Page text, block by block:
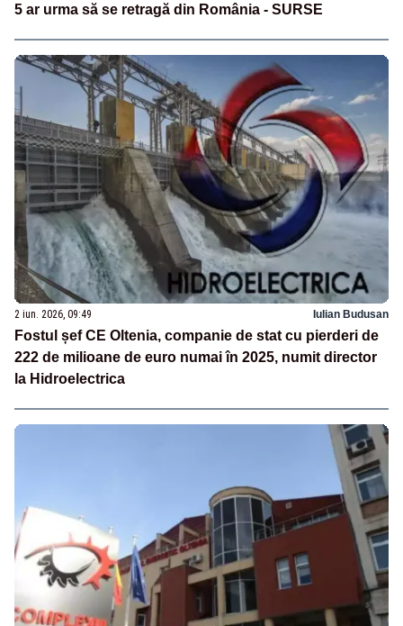
5 ar urma să se retragă din România - SURSE
2 iun. 2026, 09:49 Iulian Budusan
Fostul șef CE Oltenia, companie de stat cu pierderi de
222 de milioane de euro numai în 2025, numit director
la Hidroelectrica